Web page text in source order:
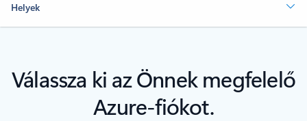
Helyek
Válassza ki az Önnek megfelelő
Azure-fiókot.